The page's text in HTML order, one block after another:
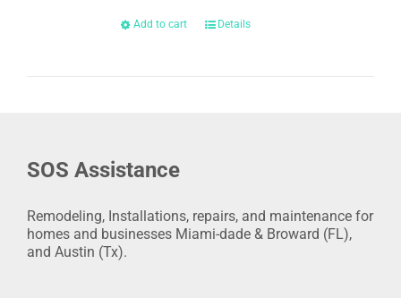
Add to cart Details
SOS Assistance
Remodeling, Installations, repairs, and maintenance for
homes and businesses Miami-dade & Broward (FL),
and Austin (Tx).